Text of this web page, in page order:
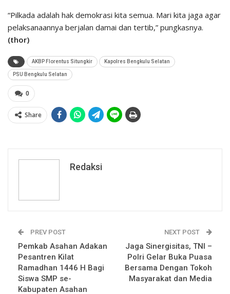
“Pilkada adalah hak demokrasi kita semua. Mari kita jaga agar
pelaksanaannya berjalan damai dan tertib,” pungkasnya.
(thor)
AKBP Florentus Situngkir Kapolres Bengkulu Selatan
PSU Bengkulu Selatan
0
Share
Redaksi
PREV POST
Pemkab Asahan Adakan
Pesantren Kilat
Ramadhan 1446 H Bagi
Siswa SMP se-
Kabupaten Asahan
NEXT POST
Jaga Sinergisitas, TNI –
Polri Gelar Buka Puasa
Bersama Dengan Tokoh
Masyarakat dan Media